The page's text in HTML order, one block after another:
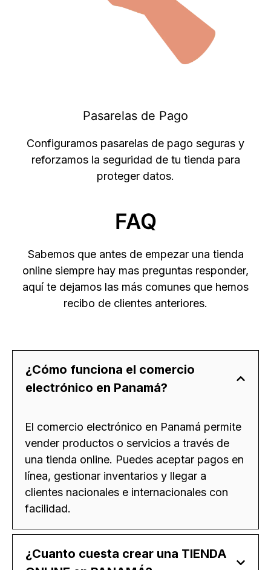
Pasarelas de Pago
Configuramos pasarelas de pago seguras y
reforzamos la seguridad de tu tienda para
proteger datos.
FAQ
Sabemos que antes de empezar una tienda
online siempre hay mas preguntas responder,
aquí te dejamos las más comunes que hemos
recibo de clientes anteriores.
¿Cómo funciona el comercio
electrónico en Panamá?
El comercio electrónico en Panamá permite
vender productos o servicios a través de
una tienda online. Puedes aceptar pagos en
línea, gestionar inventarios y llegar a
clientes nacionales e internacionales con
facilidad.
¿Cuanto cuesta crear una TIENDA